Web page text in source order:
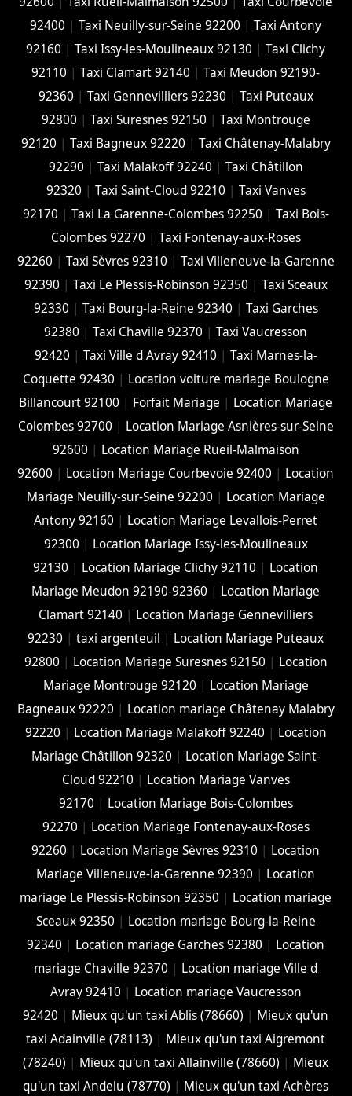
92400 |Taxi Neuilly-sur-Seine 92200 |Taxi Antony
92160 |Taxi Issy-les-Moulineaux 92130 |Taxi Clichy
92110 |Taxi Clamart 92140 |Taxi Meudon 92190-
92360 | Taxi Gennevilliers 92230 | Taxi Puteaux
92800 | Taxi Suresnes 92150 | Taxi Montrouge
92120 | Taxi Bagneux 92220 | Taxi Châtenay-Malabry
92290 | Taxi Malakoff 92240 | Taxi Châtillon
92320 | Taxi Saint-Cloud 92210 | Taxi Vanves
92170 | Taxi La Garenne-Colombes 92250 | Taxi Bois-
Colombes 92270 | Taxi Fontenay-aux-Roses
92260 | Taxi Sèvres 92310 | Taxi Villeneuve-la-Garenne
92390 | Taxi Le Plessis-Robinson 92350 | Taxi Sceaux
92330 | Taxi Bourg-la-Reine 92340 | Taxi Garches
92380 |Taxi Chaville 92370 |Taxi Vaucresson
92420 | Taxi Ville d Avray 92410 | Taxi Marnes-la-
Coquette 92430 | Location voiture mariage Boulogne
Billancourt 92100 | Forfait Mariage | Location Mariage
Colombes 92700 | Location Mariage Asnières-sur-Seine
92600 | Location Mariage Rueil-Malmaison
92600 | Location Mariage Courbevoie 92400 | Location
Mariage Neuilly-sur-Seine 92200 | Location Mariage
Antony 92160 | Location Mariage Levallois-Perret
92300 | Location Mariage Issy-les-Moulineaux
92130 | Location Mariage Clichy 92110 | Location
Mariage Meudon 92190-92360 | Location Mariage
Clamart 92140 | Location Mariage Gennevilliers
92230 |taxi argenteuil | Location Mariage Puteaux
92800 | Location Mariage Suresnes 92150 | Location
Mariage Montrouge 92120 | Location Mariage
Bagneaux 92220 | Location mariage Châtenay Malabry
92220 | Location Mariage Malakoff 92240 | Location
Mariage Châtillon 92320 | Location Mariage Saint-
Cloud 92210 | Location Mariage Vanves
92170 | Location Mariage Bois-Colombes
92270 | Location Mariage Fontenay-aux-Roses
92260 | Location Mariage Sèvres 92310 | Location
Mariage Villeneuve-la-Garenne 92390 | Location
mariage Le Plessis-Robinson 92350 | Location mariage
Sceaux 92350 | Location mariage Bourg-la-Reine
92340 | Location mariage Garches 92380 | Location
mariage Chaville 92370 | Location mariage Ville d
Avray 92410 | Location mariage Vaucresson
92420 | Mieux qu'un taxi Ablis (78660) | Mieux qu'un
taxi Adainville (78113) | Mieux qu'un taxi Aigremont
(78240) | Mieux qu'un taxi Allainville (78660) | Mieux
qu'un taxi Andelu (78770) | Mieux qu'un taxi Achères